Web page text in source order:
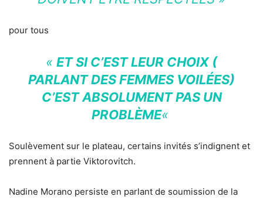
pour tous
« ET SI C’EST LEUR CHOIX (
PARLANT DES FEMMES VOILÉES)
C’EST ABSOLUMENT PAS UN
PROBLÈME«
Soulèvement sur le plateau, certains invités s’indignent et
prennent à partie Viktorovitch.
Nadine Morano persiste en parlant de soumission de la